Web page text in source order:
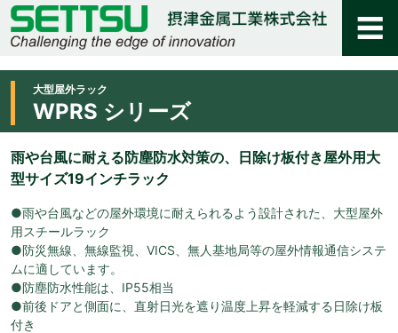
大型屋外ラック
WPRS シリーズ
雨や台風に耐える防塵防水対策の、日除け板付き屋外用大
型サイズ19インチラック
●雨や台風などの屋外環境に耐えられるよう設計された、大型屋外
用スチールラック
●防災無線、無線監視、VICS、無人基地局等の屋外情報通信システ
ムに適しています。
●防塵防水性能は、IP55相当
●前後ドアと側面に、直射日光を遮り温度上昇を軽減する日除け板
付き